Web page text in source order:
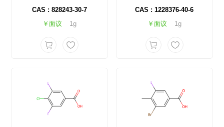
CAS : 828243-30-7
￥面议
1g
CAS : 1228376-40-6
￥面议
1g